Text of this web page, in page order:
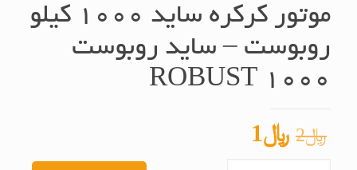
موتور کرکره ساید 1000 کیلو
روبوست – ساید روبوست
1000 ROBUST
﷼2 قیمت
اصلی
﷼1